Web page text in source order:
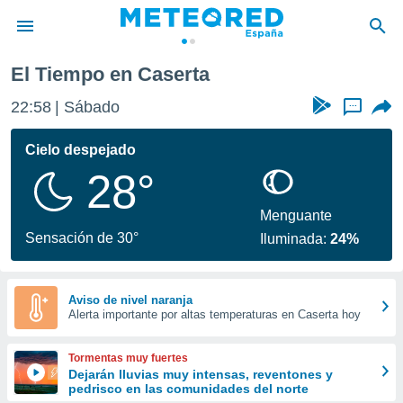
de
por
se
calidad.
a este
las
y
forma
digital
basada
El Tiempo en Caserta
22:58 Sábado ...
Cielo despejado
28°
Sensación de 30°
Menguante
Iluminada:24%
Aviso de nivel naranja
Alerta importante por altas temperaturas en Caserta hoy
Tormentas muy fuertes
Dejarán lluvias muy intensas, reventones y
pedrisco en las comunidades del norte